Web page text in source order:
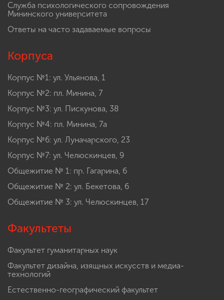
Служба психологического сопровождения
Мининского университета
Ответы на часто задаваемые вопросы
Корпуса
Корпус №1: ул. Ульянова, 1
Корпус №2: пл. Минина, 7
Корпус №3: ул. Пискунова, 38
Корпус №4: пл. Минина, 7а
Корпус №6: ул. Луначарского, 23
Корпус №7: ул. Челюскинцев, 9
Общежитие № 1: пр. Гагарина, 6
Общежитие № 2: ул. Бекетова, 6
Общежитие № 3: ул. Челюскинцев, 17
Факультеты
Факультет гуманитарных наук
Факультет дизайна, изящных искусств и медиа-
технологий
Естественно-географический факультет